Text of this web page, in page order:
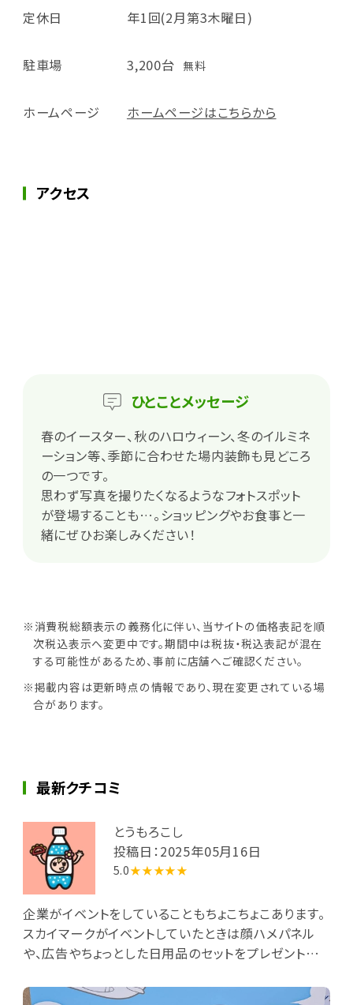
定休日 年1回(2月第3木曜日)
駐車場 3,200台 無料
ホームページ ホームページはこちらから
アクセス
ひとことメッセージ
春のイースター、秋のハロウィーン、冬のイルミネ
ーション等、季節に合わせた場内装飾も見どころ
の一つです。
思わず写真を撮りたくなるようなフォトスポット
が登場することも…。ショッピングやお食事と一
緒にぜひお楽しみください！
※消費税総額表示の義務化に伴い、当サイトの価格表記を順
次税込表示へ変更中です。期間中は税抜・税込表記が混在
する可能性があるため、事前に店舗へご確認ください。
※掲載内容は更新時点の情報であり、現在変更されている場
合があります。
最新クチコミ
とうもろこし
投稿日：2025年05月16日
5.0★★★★★
企業がイベントをしていることもちょこちょこあります。
スカイマークがイベントしていたときは顔ハメパネル
や、広告やちょっとした日用品のセットをプレゼントで